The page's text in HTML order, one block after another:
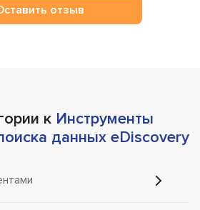
отзыв
к Инструменты
данных eDiscovery